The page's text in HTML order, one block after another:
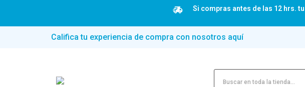
Si compras antes de las 12 hrs.
Califica tu experiencia de compra con nosotros aquí